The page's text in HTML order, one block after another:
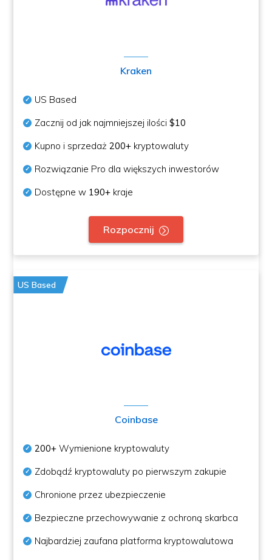
Kraken
US Based
Zacznij od jak najmniejszej ilości$10
Kupno i sprzedaż200+ kryptowaluty
Rozwiązanie Pro dla większych inwestorów
Dostępne w 190+ kraje
Rozpocznij
US Based
Coinbase
200+ Wymienione kryptowaluty
Zdobądź kryptowaluty po pierwszym zakupie
Chronione przez ubezpieczenie
Bezpieczne przechowywanie z ochroną skarbca
Najbardziej zaufana platforma kryptowalutowa